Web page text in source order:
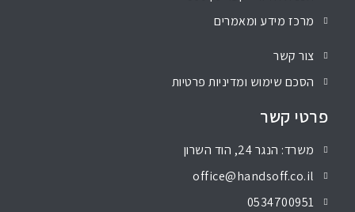
מרכז מידע ומאמרים
צור קשר
הסכם שימוש ומדיניות פרטיות
פרטי קשר
משרד: הנגר 24, הוד השרון
office@handsoff.co.il
0534700951